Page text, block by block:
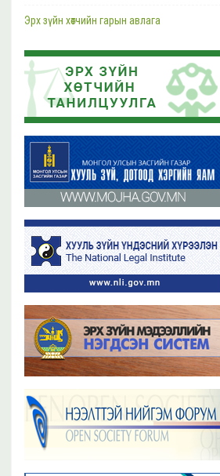
Тусгай илтгэгч Маргарет Саттертуэйтыг
Эрх зүйн хөтчийн цахим сургалтын
байршсан сургалтын жагсаалттай
2023 оны 11 сарын 02
Бүх мэдээ
Эрх зүйн хөтчийн гарын авлага
Эрх зүйн хөтөч бэлтгэх сургалтын хөтөлбөр
2019 оны 06 сарын 21